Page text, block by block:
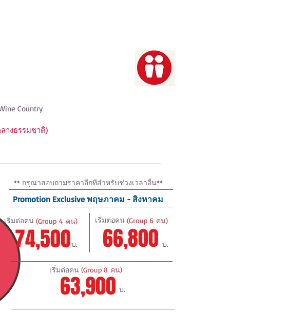
Country
างธรรมชาติ)
Promotion Exclusive พฤษภาคม - สิงหาคม
74,500บ.
(Group 4 ​คน)
เริ่มต่อคน
66,800 บ.
(Group 6 ​คน)
เริ่มต่อคน
63,900
เริ่มต่อคน (Group 8 ​คน)
บ.
** กรุณาสอบถามราคาอีกทีสําหรับช่วงเวลาอื่น**